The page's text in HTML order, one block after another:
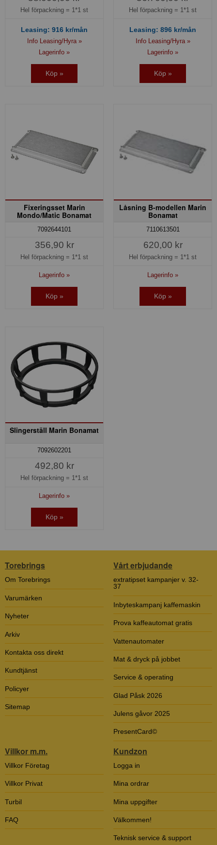
Hel förpackning = 1*1 st
Leasing: 916 kr/mån
Info Leasing/Hyra »
Lagerinfo »
Köp »
Hel förpackning = 1*1 st
Leasing: 896 kr/mån
Info Leasing/Hyra »
Lagerinfo »
Köp »
Fixeringsset Marin
Mondo/Matic Bonamat
7092644101
356,90 kr
Hel förpackning = 1*1 st
Lagerinfo »
Köp »
Låsning B-modellen Marin
Bonamat
7110613501
620,00 kr
Hel förpackning = 1*1 st
Lagerinfo »
Köp »
Slingerställ Marin Bonamat
7092602201
492,80 kr
Hel förpackning = 1*1 st
Lagerinfo »
Köp »
Torebrings
Om Torebrings
Varumärken
Nyheter
Arkiv
Kontakta oss direkt
Kundtjänst
Policyer
Sitemap
Vårt erbjudande
extratipset kampanjer v. 32-
37
Inbyteskampanj kaffemaskin
Prova kaffeautomat gratis
Vattenautomater
Mat & dryck på jobbet
Service & operating
Glad Påsk 2026
Julens gåvor 2025
PresentCard©
Villkor m.m.
Villkor Företag
Villkor Privat
Turbil
FAQ
Kundzon
Logga in
Mina ordrar
Mina uppgifter
Välkommen!
Teknisk service & support